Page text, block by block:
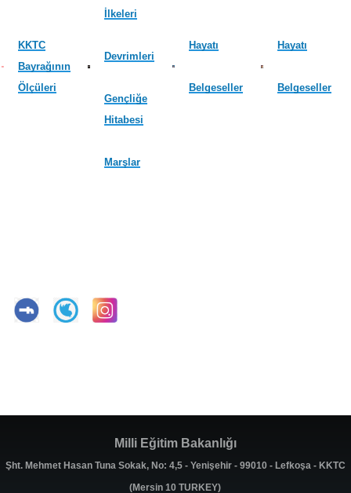
KKTC
Bayrağının
Ölçüleri
İlkeleri
Devrimleri
Gençliğe
Hitabesi
Marşlar
Hayatı
Belgeseller
Hayatı
Belgeseller
Milli Eğitim Bakanlığı
Şht. Mehmet Hasan Tuna Sokak, No: 4,5 - Yenişehir - 99010 - Lefkoşa - KKTC
(Mersin 10 TURKEY)